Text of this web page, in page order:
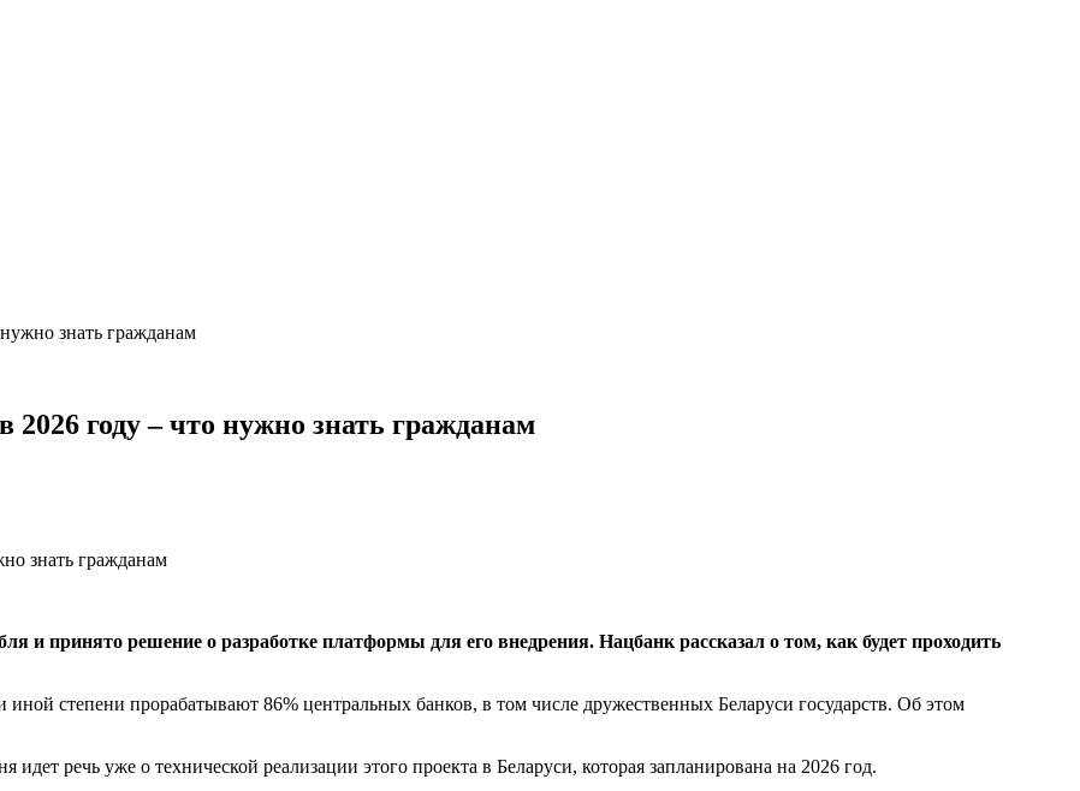
знать гражданам
году – что нужно знать гражданам
и принято решение о разработке платформы для его внедрения. Нацбанк рассказал о том, как будет проходить
степени прорабатывают 86% центральных банков, в том числе дружественных Беларуси государств. Об этом
идет речь уже о технической реализации этого проекта в Беларуси, которая запланирована на 2026 год.